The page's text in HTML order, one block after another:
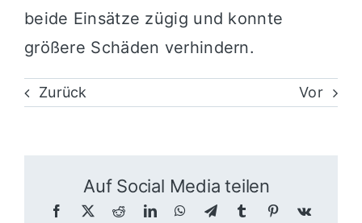
beide Einsätze zügig und konnte
größere Schäden verhindern.
Zurück Vor
Auf Social Media teilen